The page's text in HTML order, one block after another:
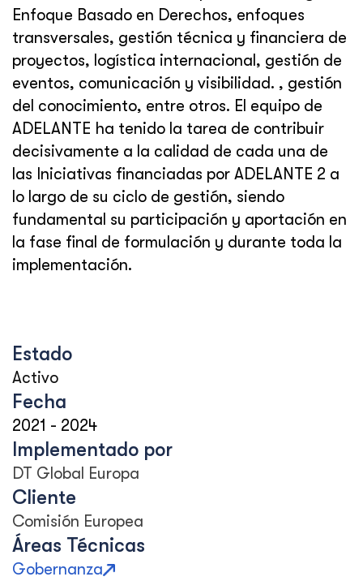
Enfoque Basado en Derechos, enfoques
transversales, gestión técnica y financiera de
proyectos, logística internacional, gestión de
eventos, comunicación y visibilidad. , gestión
del conocimiento, entre otros. El equipo de
ADELANTE ha tenido la tarea de contribuir
decisivamente a la calidad de cada una de
las Iniciativas financiadas por ADELANTE 2 a
lo largo de su ciclo de gestión, siendo
fundamental su participación y aportación en
la fase final de formulación y durante toda la
implementación.
Estado
Activo
Fecha
2021 - 2024
Implementado por
DT Global Europa
Cliente
Comisión Europea
Áreas Técnicas
Gobernanza